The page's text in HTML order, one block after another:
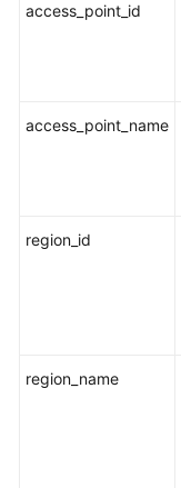
用
证
access_point_id
access_point_name
region_id
region_name